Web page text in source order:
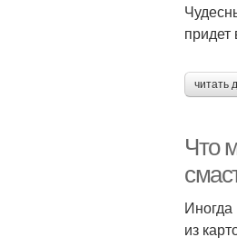
придет
читать
Что
из